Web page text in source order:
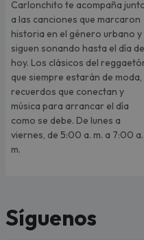
Carlonchito te acompaña
a las canciones que marcaron
historia en el género urbano y
siguen sonando hasta el día de
hoy. Los clásicos del
que siempre estarán de moda,
recuerdos que conectan y
música para arrancar el día
como se debe. De lunes a
viernes, de 5:00 a. m. a 7:00 a.
m.
Síguenos